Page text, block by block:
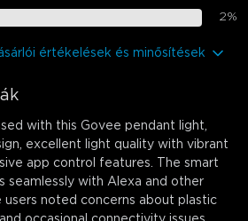
2%
értékelések és minősítések
with this Govee pendant light,
excellent light quality with vibrant
app control features. The smart
seamlessly with Alexa and other
users noted concerns about plastic